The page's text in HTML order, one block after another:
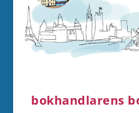
bokhandlarens